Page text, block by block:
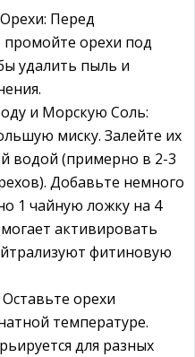
Перед
орехи под
удалить пыль и
и Морскую Соль:
миску. Залейте их
водой (примерно в 2-3
Добавьте немного
1 чайную ложку на 4
активировать
фитиновую
орехи
температуре.
для разных